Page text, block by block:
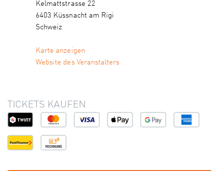
Kelmattstrasse 22
6403 Küssnacht am Rigi
Schweiz
Karte anzeigen
Website des Veranstalters
TICKETS KAUFEN